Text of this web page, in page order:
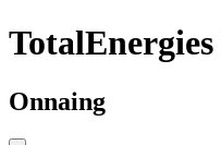
Onnaing